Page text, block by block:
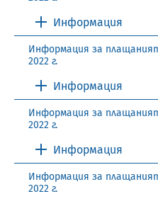
Информация
Информация за
2022 г.
Информация
Информация за
2022 г.
Информация
Информация за
2022 г.